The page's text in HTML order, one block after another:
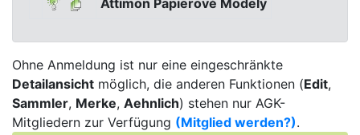
Attimon Papierové Modely
Ohne Anmeldung ist nur eine eingeschränkte
Detailansicht möglich, die anderen Funktionen (Edit,
Sammler, Merke, Aehnlich) stehen nur AGK-
Mitgliedern zur Verfügung (Mitglied werden?).